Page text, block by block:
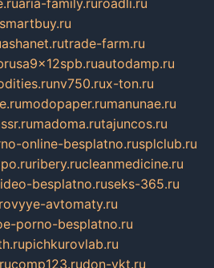
aria-family.ruroadli.ru
ashanet.rutrade-farm.ru
autodamp.ru
nv750.rux-ton.ru
modopaper.rumanunae.ru
madoma.rutajuncos.ru
online-besplatno.rusplclub.ru
ribery.rucleanmedicine.ru
besplatno.ruseks-365.ru
avtomaty.ru
porno-besplatno.ru
pichkurovlab.ru
comp123.rudon-ykt.ru